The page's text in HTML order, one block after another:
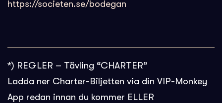
https://societen.se/bodegan
*) REGLER – Tävling “CHARTER”
Ladda ner Charter-Biljetten via din VIP-Monkey
App redan innan du kommer ELLER